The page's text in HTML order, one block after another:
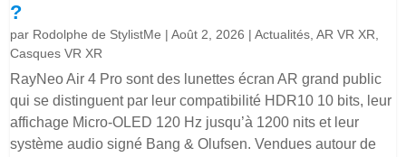
?
par Rodolphe de StylistMe |Août 2, 2026 |Actualités,AR VR XR,
Casques VR XR
RayNeo Air 4 Pro sont des lunettes écran AR grand public
qui se distinguent par leur compatibilité HDR10 10 bits, leur
affichage Micro-OLED 120 Hz jusqu’à 1200 nits et leur
système audio signé Bang & Olufsen. Vendues autour de